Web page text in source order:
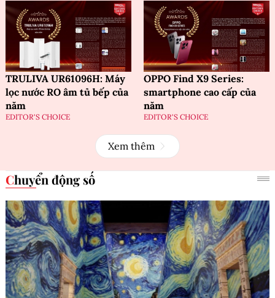
TRULIVA UR61096H: Máy
lọc nước RO âm tủ bếp của
năm
EDITOR'S CHOICE
OPPO Find X9 Series:
smartphone cao cấp của
năm
EDITOR'S CHOICE
Xem thêm
Chuyển động số